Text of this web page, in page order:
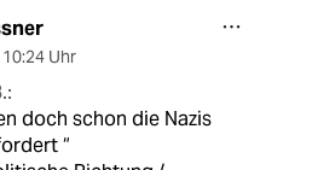
10:24 Uhr
doch schon die Nazis
“